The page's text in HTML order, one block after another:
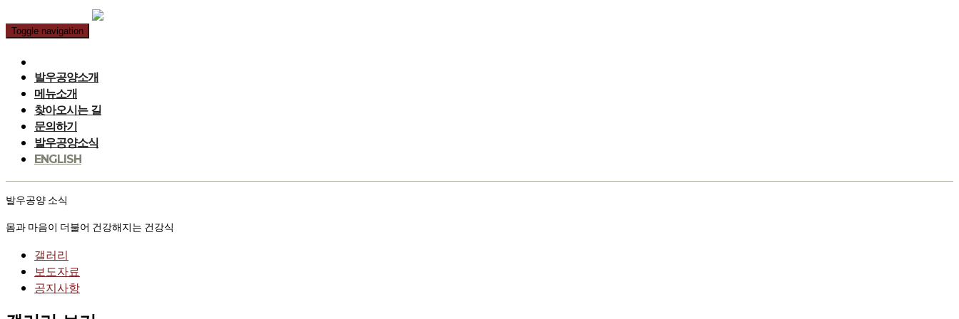
Toggle navigation
발우공양소개
메뉴소개
찾아오시는 길
문의하기
발우공양소식
ENGLISH
발우공양 소식
몸과 마음이 더불어 건강해지는 건강식
갤러리
보도자료
공지사항